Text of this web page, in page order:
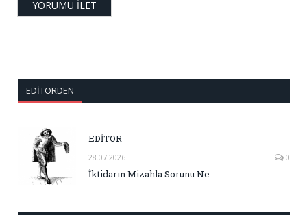
EDITÖRDEN
EDİTÖR
28.07.2026 0
İktidarın Mizahla Sorunu Ne